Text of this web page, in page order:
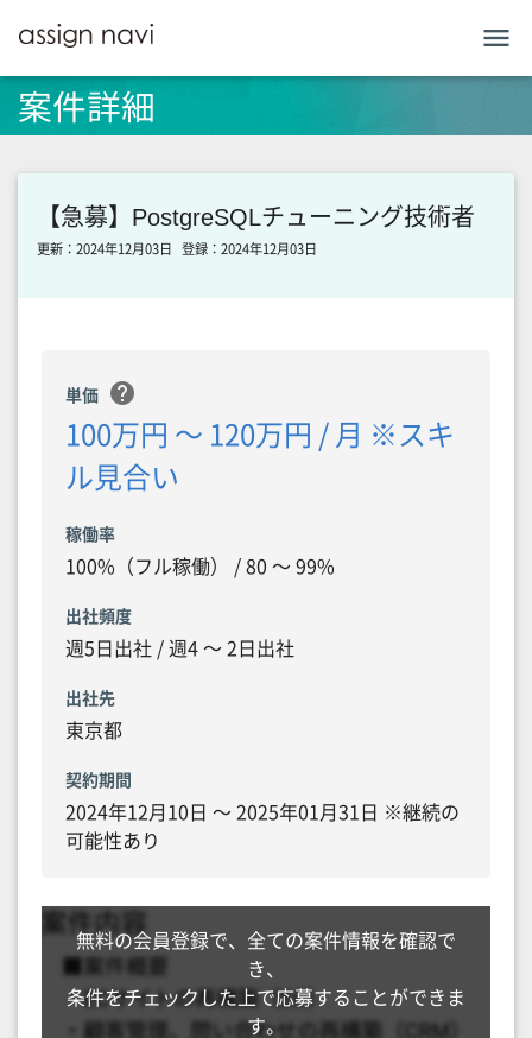
menu
案件詳細
【急募】PostgreSQLチューニング技術者
更新：2024年12月03日 登録：2024年12月03日
単価 help
100万円 〜 120万円 / 月 ※スキ
ル見合い
稼働率
100%（フル稼働） / 80 〜 99%
出社頻度
週5日出社 / 週4 〜 2日出社
出社先
東京都
契約期間
2024年12月10日 〜 2025年01月31日 ※継続の
可能性あり
無料の会員登録で、全ての案件情報を確認で
き、
条件をチェックした上で応募することができま
す。